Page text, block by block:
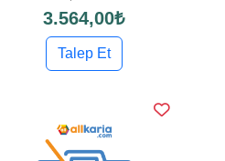
3.564,00₺
Talep Et